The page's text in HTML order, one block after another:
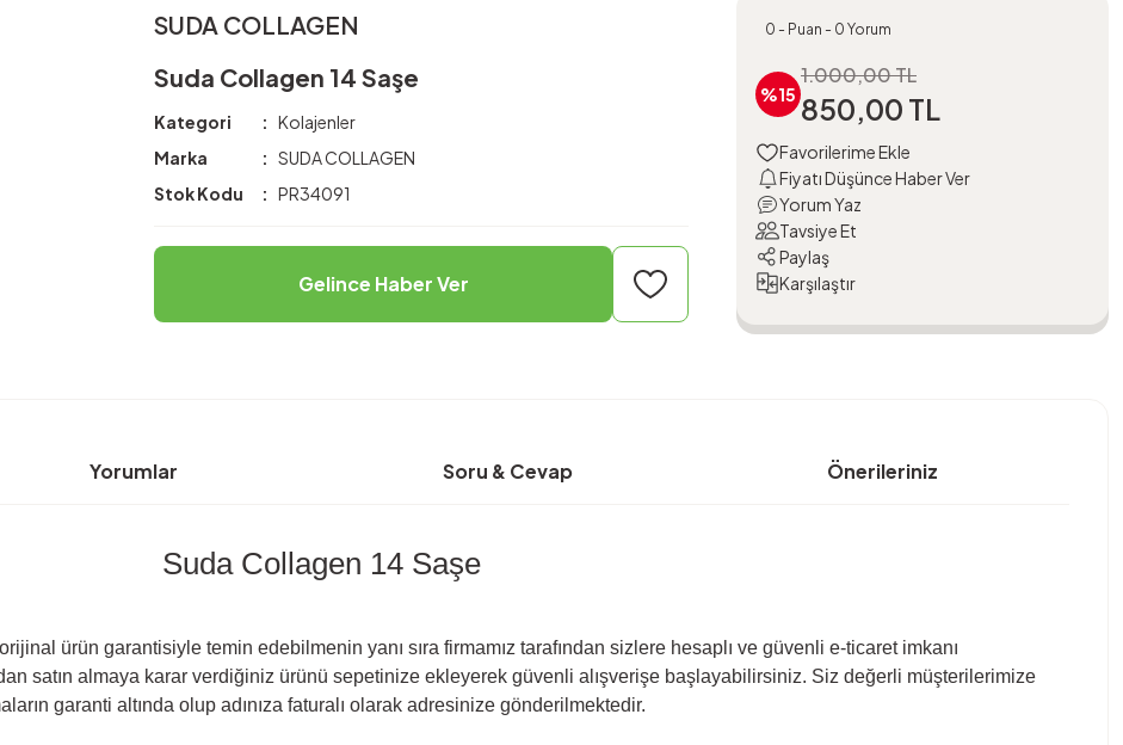
SUDA COLLAGEN
Suda Collagen 14 Saşe
Kategori
Kolajenler
Marka
SUDA COLLAGEN
Stok Kodu
PR34091
Gelince Haber Ver
0 - Puan - 0 Yorum
%15
1.000,00 TL
850,00 TL
Fiyatı Düşünce Haber Ver
Yorum Yaz
Tavsiye Et
Paylaş
Karşılaştır
Yorumlar Soru & Cevap Önerileriniz
Suda Collagen 14 Saşe
ürün garantisiyle temin edebilmenin yanı sıra firmamız tarafından sizlere hesaplı ve güvenli e-ticaret imkanı
satın almaya karar verdiğiniz ürünü sepetinize ekleyerek güvenli alışverişe başlayabilirsiniz. Siz değerli müşterilerimize
garanti altında olup adınıza faturalı olarak adresinize gönderilmektedir.